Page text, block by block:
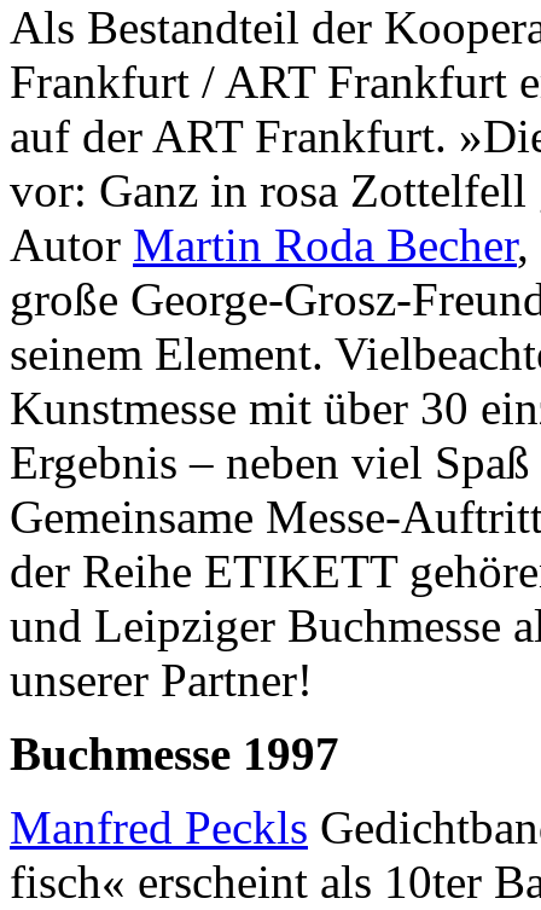
Als Bestandteil der
Frankfurt / ART Frankfurt
auf der ART Frankfurt.
vor: Ganz in rosa Zottelfell
Autor Martin Roda Becher,
große George-Grosz-
seinem Element.
Kunstmesse mit über 30
Ergebnis – neben viel
Gemeinsame Messe-
der Reihe ETIKETT
und Leipziger Buchmesse
unserer Partner!
Buchmesse 1997
Manfred Peckls
fisch« erscheint als 10ter